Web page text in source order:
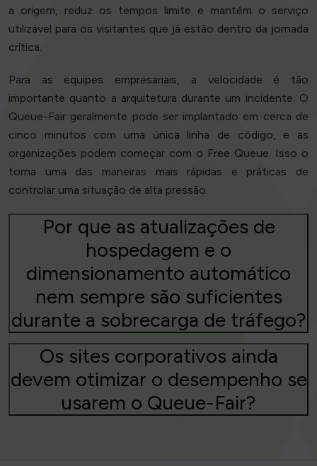
a origem, reduz os tempos limite e mantém o serviço
utilizável para os visitantes que já estão dentro da jornada
crítica.
Para as equipes empresariais, a velocidade é tão
importante quanto a arquitetura durante um incidente. O
Queue-Fair geralmente pode ser implantado em cerca de
cinco minutos com uma única linha de código, e as
organizações podem começar com o Free Queue. Isso o
torna uma das maneiras mais rápidas e práticas de
controlar uma situação de alta pressão.
Por que as atualizações de
hospedagem e o
dimensionamento automático
nem sempre são suficientes
durante a sobrecarga de tráfego?
Os sites corporativos ainda
devem otimizar o desempenho se
usarem o Queue-Fair?